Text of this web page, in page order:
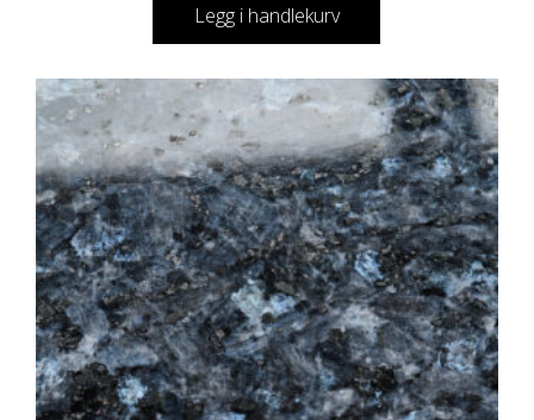
Legg i handlekurv